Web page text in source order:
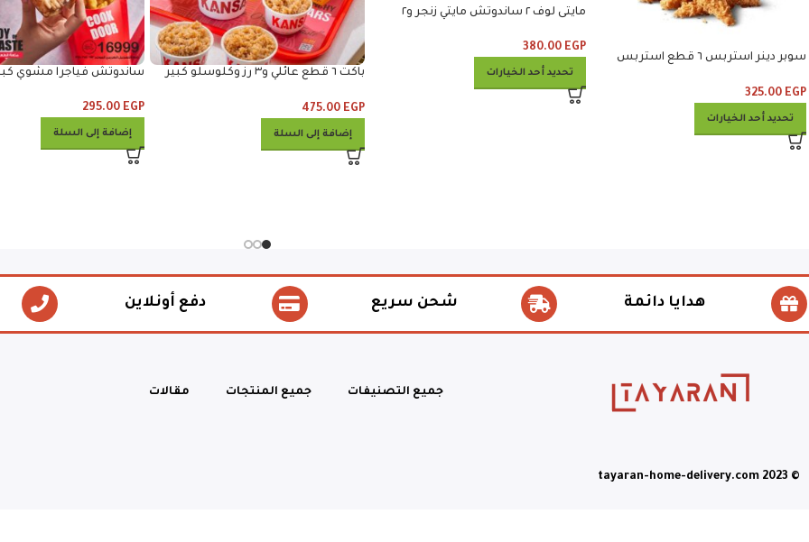
سوبر دينر استربس ٦ قطع استربس
325.00 EGP
تحديد أحد الخيارات
مايتى لوف ٢ ساندوتش مايتي زنجر و٢
380.00 EGP
تحديد أحد الخيارات
باكت ٦ قطع عائلي و٣ رز وكلوسلو كبير
475.00 EGP
إضافة إلى السلة
ساندوتش فياجرا مشوي
295.00 EGP
إضافة إلى السلة
هدايا دائمة شحن سريع دفع أونلاين
جميع التصنيفات جميع المنتجات مقالات
© tayaran-home-delivery.com 2023